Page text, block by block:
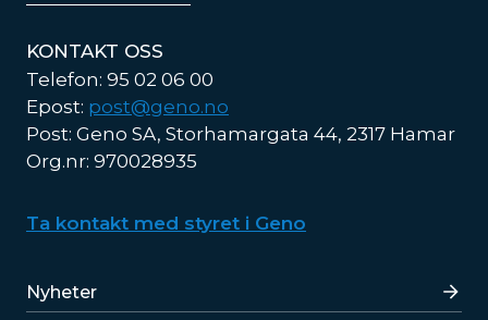
KONTAKT OSS
Telefon: 95 02 06 00
Epost: post@geno.no
Post: Geno SA, Storhamargata 44, 2317 Hamar
Org.nr: 970028935
Ta kontakt med styret i Geno
Lenker
Nyheter